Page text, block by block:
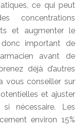
ce qui peut
concentrations
et augmenter le
donc important de
avant de
déjà d’autres
vous conseiller sur
et ajuster
nécessaire. Les
environ 15%